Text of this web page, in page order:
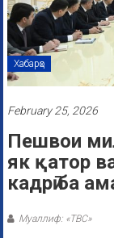
Хабарҳо
February 25, 2026
Пешвои
як қатор
кадрӣ ба
Муаллиф: «ТВС»